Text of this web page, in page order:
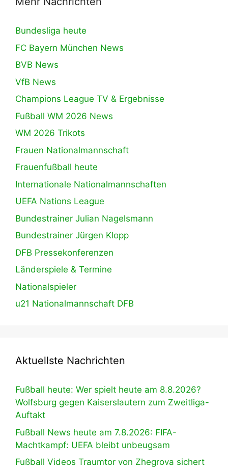
Bundesliga heute
FC Bayern München News
BVB News
VfB News
Champions League TV & Ergebnisse
Fußball WM 2026 News
WM 2026 Trikots
Frauen Nationalmannschaft
Frauenfußball heute
Internationale Nationalmannschaften
UEFA Nations League
Bundestrainer Julian Nagelsmann
Bundestrainer Jürgen Klopp
DFB Pressekonferenzen
Länderspiele & Termine
Nationalspieler
u21 Nationalmannschaft DFB
Aktuellste Nachrichten
Fußball heute: Wer spielt heute am 8.8.2026?
Wolfsburg gegen Kaiserslautern zum Zweitliga-
Auftakt
Fußball News heute am 7.8.2026: FIFA-
Machtkampf: UEFA bleibt unbeugsam
Fußball Videos Traumtor von Zhegrova sichert